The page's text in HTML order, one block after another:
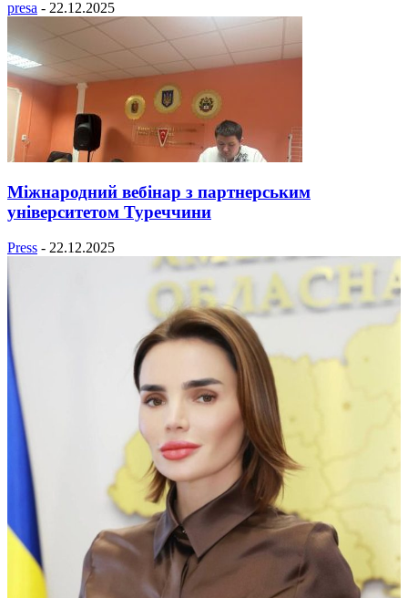
presa - 22.12.2025
Міжнародний вебінар з партнерським
університетом Туреччини
Press - 22.12.2025